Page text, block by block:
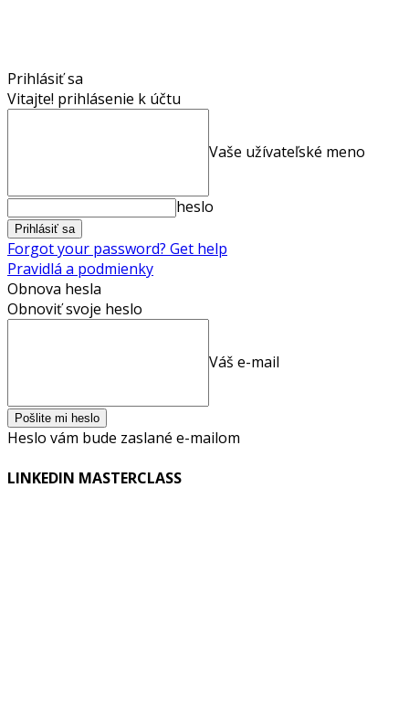
Prihlásiť sa
Vitajte! prihlásenie k účtu
Vaše užívateľské meno
heslo
Forgot your password? Get help
Pravidlá a podmienky
Obnova hesla
Obnoviť svoje heslo
Váš e-mail
Heslo vám bude zaslané e-mailom
LINKEDIN MASTERCLASS